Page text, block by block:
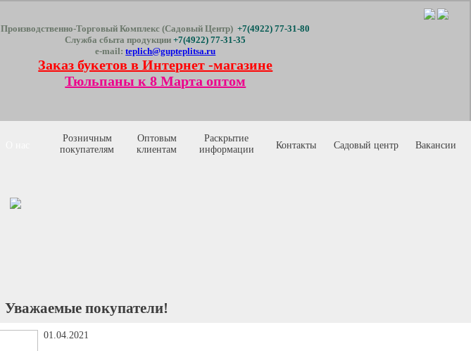
Производственно-Торговый Комплекс (Садовый Центр) +7(4922) 77-31-80
Служба сбыта продукции+7(4922) 77-31-35
e-mail:teplich@gupteplitsa.ru
Заказ букетов в Интернет -магазине
Тюльпаны к 8 Марта оптом
Розничным
покупателям
Оптовым
клиентам
Раскрытие
информации
Контакты Садовый центр Вакансии
Уважаемые покупатели!
01.04.2021